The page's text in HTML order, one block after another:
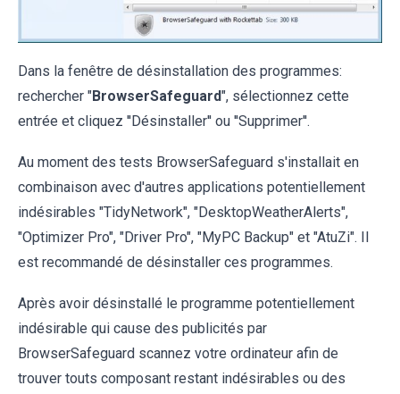
Dans la fenêtre de désinstallation des programmes:
rechercher "BrowserSafeguard", sélectionnez cette
entrée et cliquez ''Désinstaller'' ou ''Supprimer''.
Au moment des tests BrowserSafeguard s'installait en
combinaison avec d'autres applications potentiellement
indésirables "TidyNetwork", "DesktopWeatherAlerts",
"Optimizer Pro", "Driver Pro", "MyPC Backup" et "AtuZi". Il
est recommandé de désinstaller ces programmes.
Après avoir désinstallé le programme potentiellement
indésirable qui cause des publicités par
BrowserSafeguard scannez votre ordinateur afin de
trouver touts composant restant indésirables ou des